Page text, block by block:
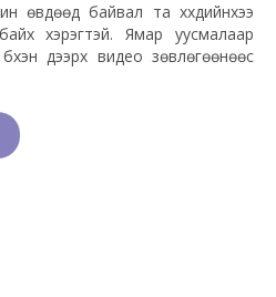
өвдөөд байвал та хүүхдийнхээ
хэрэгтэй. Ямар уусмалаар
дээрх видео зөвлөгөөнөөс